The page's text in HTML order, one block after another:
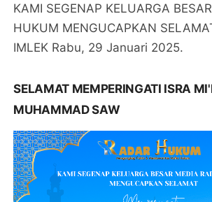
KAMI SEGENAP KELUARGA
HUKUM MENGUCAPKAN
IMLEK Rabu, 29 Januari 2025.
SELAMAT MEMPERINGATI ISRA
MUHAMMAD SAW